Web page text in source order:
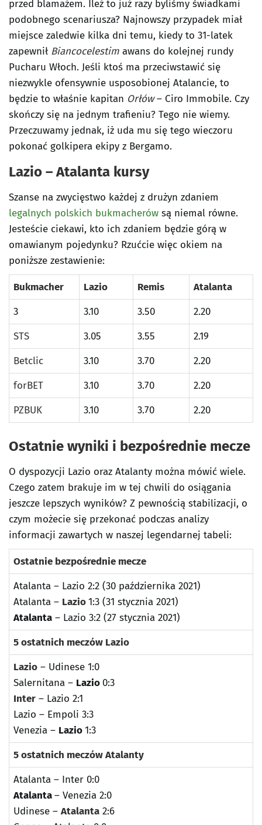
przed blamażem. Ileż to już razy byliśmy świadkami
podobnego scenariusza? Najnowszy przypadek miał
miejsce zaledwie kilka dni temu, kiedy to 31-latek
zapewnił Biancocelestim awans do kolejnej rundy
Pucharu Włoch. Jeśli ktoś ma przeciwstawić się
niezwykle ofensywnie usposobionej Atalancie, to
będzie to właśnie kapitan Orłów– Ciro Immobile. Czy
skończy się na jednym trafieniu? Tego nie wiemy.
Przeczuwamy jednak, iż uda mu się tego wieczoru
pokonać golkipera ekipy z Bergamo.
Lazio – Atalanta kursy
Szanse na zwycięstwo każdej z drużyn zdaniem
legalnych polskich bukmacherów są niemal równe.
Jesteście ciekawi, kto ich zdaniem będzie górą w
omawianym pojedynku? Rzućcie więc okiem na
poniższe zestawienie:
Bukmacher Lazio Remis
Atalanta
3
3.10 3.50
2.20
STS
3.05 3.55
2.19
Betclic
3.10 3.70
2.20
forBET
3.10 3.70
2.20
PZBUK
3.10 3.70 2.20
Ostatnie wyniki i bezpośrednie mecze
O dyspozycji Lazio oraz Atalanty można mówić wiele.
Czego zatem brakuje im w tej chwili do osiągania
jeszcze lepszych wyników? Z pewnością stabilizacji, o
czym możecie się przekonać podczas analizy
informacji zawartych w naszej legendarnej tabeli:
Ostatnie bezpośrednie mecze
Atalanta – Lazio 2:2 (30 października 2021)
Atalanta – Lazio1:3 (31 stycznia 2021)
Atalanta – Lazio 3:2 (27 stycznia 2021)
5 ostatnich meczów Lazio
Lazio – Udinese 1:0
Salernitana – Lazio 0:3
Inter – Lazio 2:1
Lazio – Empoli 3:3
Venezia – Lazio1:3
5 ostatnich meczów Atalanty
Atalanta – Inter 0:0
Atalanta– Venezia 2:0
Udinese – Atalanta 2:6